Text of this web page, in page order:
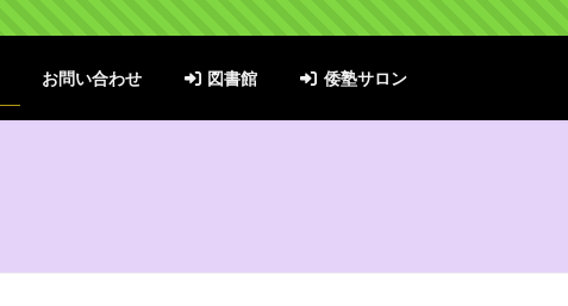
お問い合わせ 図書館 倭塾サロン